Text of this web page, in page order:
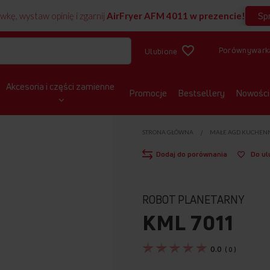
wystaw opinię i zgarnij AirFryer AFM 4011 w prezencie!
Ulubione
Akcesoria i części zamienne Promocje Bestsellery Nowości
STRONA GŁÓWNA MAŁE AGD
Dodaj do porównania Do
ROBOT PLANETARNY
KML 7011
0.0 ( 0 )